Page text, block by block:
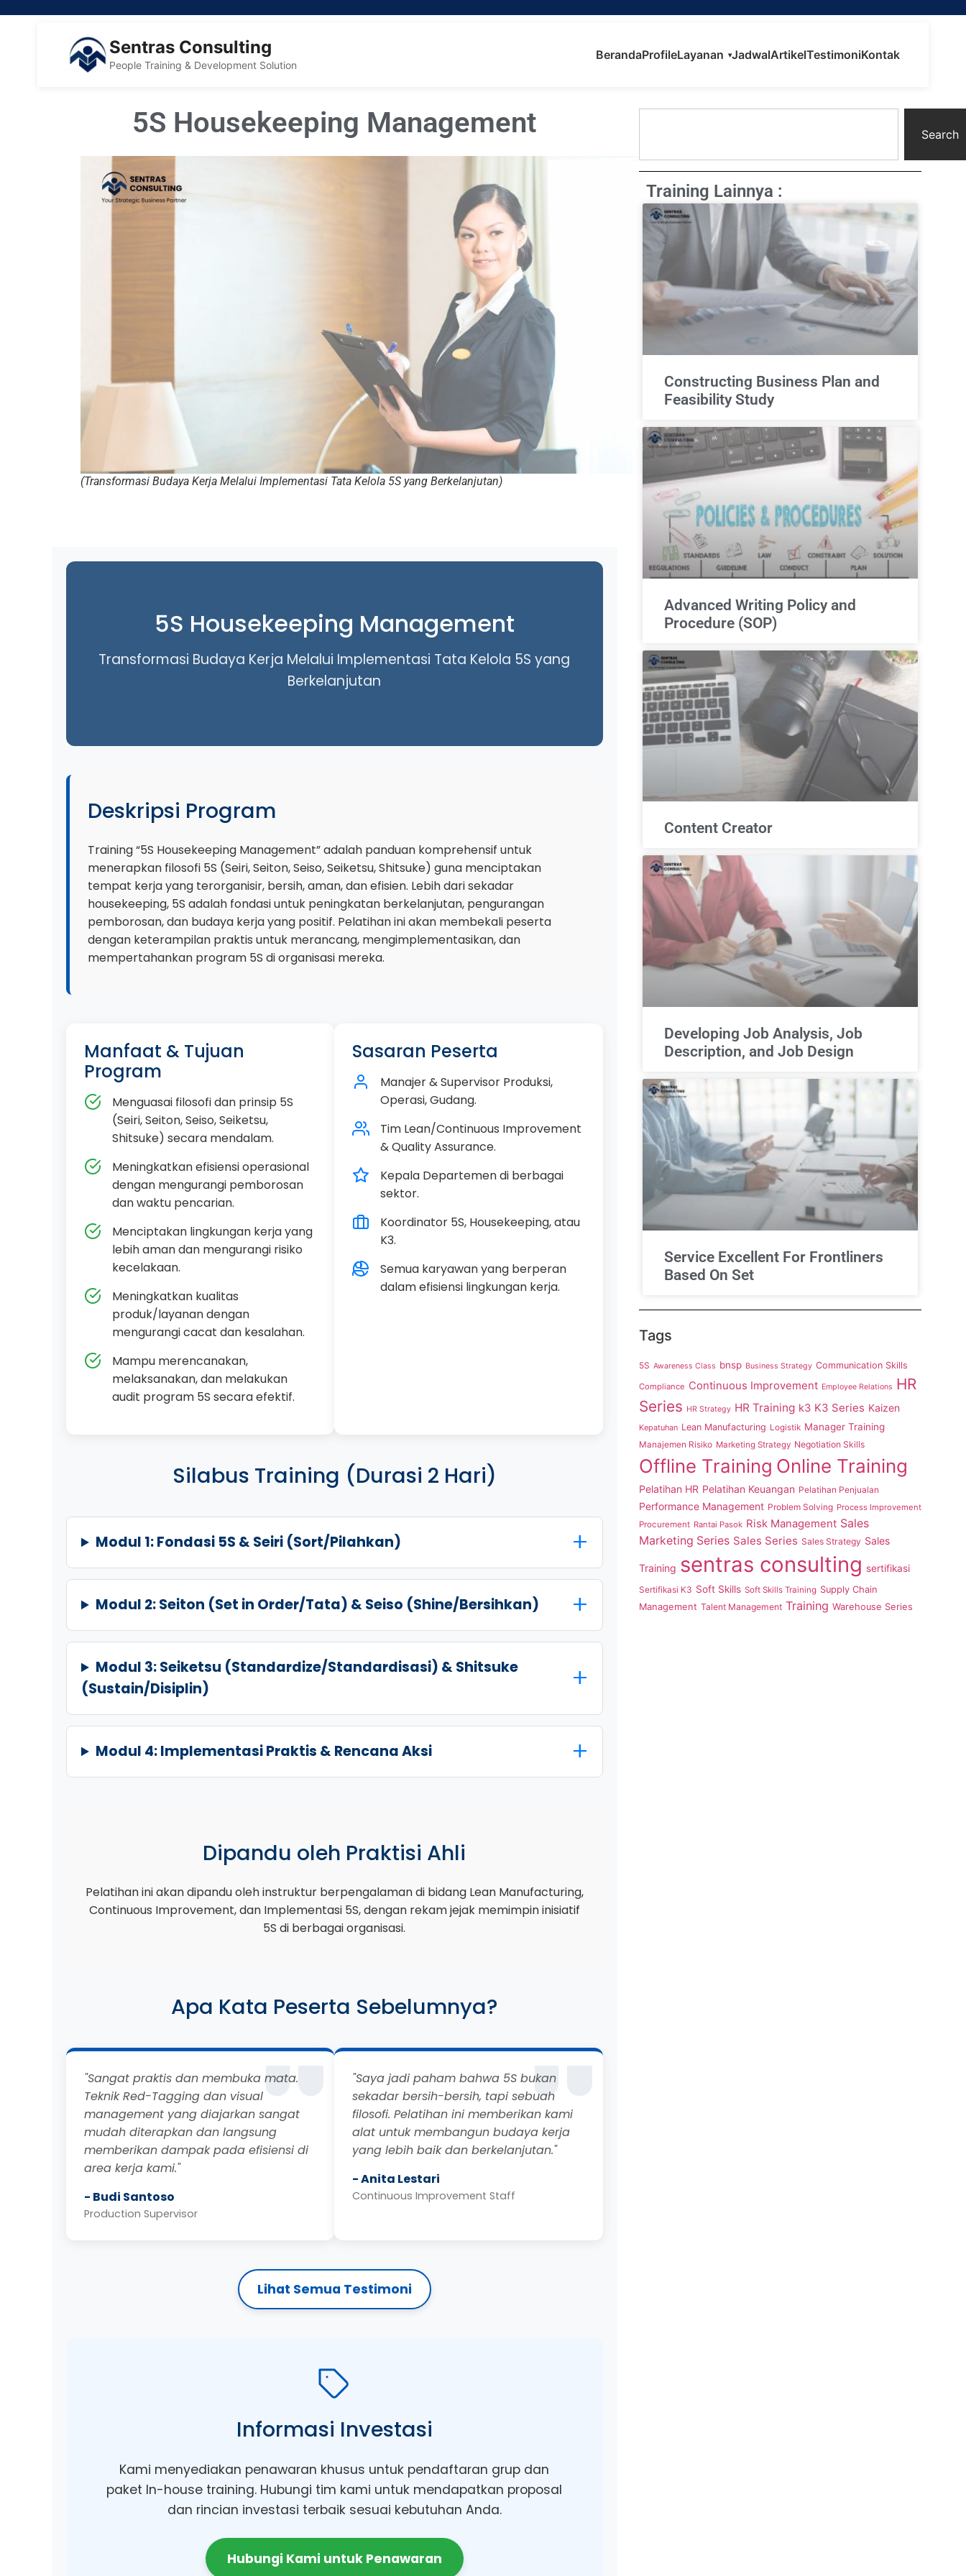
Sentras Consulting
People Training & Development Solution
BerandaProfileLayanan ▾JadwalArtikelTestimoniKontak
5S Housekeeping Management
(Transformasi Budaya Kerja Melalui Implementasi Tata Kelola 5S yang Berkelanjutan)
5S Housekeeping Management
Transformasi Budaya Kerja Melalui Implementasi Tata Kelola 5S yang
Berkelanjutan
Deskripsi Program
Training “5S Housekeeping Management” adalah panduan komprehensif untuk
menerapkan filosofi 5S (Seiri, Seiton, Seiso, Seiketsu, Shitsuke) guna menciptakan
tempat kerja yang terorganisir, bersih, aman, dan efisien. Lebih dari sekadar
housekeeping, 5S adalah fondasi untuk peningkatan berkelanjutan, pengurangan
pemborosan, dan budaya kerja yang positif. Pelatihan ini akan membekali peserta
dengan keterampilan praktis untuk merancang, mengimplementasikan, dan
mempertahankan program 5S di organisasi mereka.
Manfaat & Tujuan
Program
Menguasai filosofi dan prinsip 5S
(Seiri, Seiton, Seiso, Seiketsu,
Shitsuke) secara mendalam.
Meningkatkan efisiensi operasional
dengan mengurangi pemborosan
dan waktu pencarian.
Menciptakan lingkungan kerja yang
lebih aman dan mengurangi risiko
kecelakaan.
Meningkatkan kualitas
produk/layanan dengan
mengurangi cacat dan kesalahan.
Mampu merencanakan,
melaksanakan, dan melakukan
audit program 5S secara efektif.
Sasaran Peserta
Manajer & Supervisor Produksi,
Operasi, Gudang.
Tim Lean/Continuous Improvement
& Quality Assurance.
Kepala Departemen di berbagai
sektor.
Koordinator 5S, Housekeeping, atau
K3.
Semua karyawan yang berperan
dalam efisiensi lingkungan kerja.
Silabus Training (Durasi 2 Hari)
Modul 1: Fondasi 5S & Seiri (Sort/Pilahkan)
Modul 2: Seiton (Set in Order/Tata) & Seiso (Shine/Bersihkan)
Modul 3: Seiketsu (Standardize/Standardisasi) & Shitsuke
(Sustain/Disiplin)
Modul 4: Implementasi Praktis & Rencana Aksi
Dipandu oleh Praktisi Ahli
Pelatihan ini akan dipandu oleh instruktur berpengalaman di bidang Lean Manufacturing,
Continuous Improvement, dan Implementasi 5S, dengan rekam jejak memimpin inisiatif
5S di berbagai organisasi.
Apa Kata Peserta Sebelumnya?
"Sangat praktis dan membuka mata.
Teknik Red-Tagging dan visual
management yang diajarkan sangat
mudah diterapkan dan langsung
memberikan dampak pada efisiensi di
area kerja kami."
- Budi Santoso
Production Supervisor
"Saya jadi paham bahwa 5S bukan
sekadar bersih-bersih, tapi sebuah
filosofi. Pelatihan ini memberikan kami
alat untuk membangun budaya kerja
yang lebih baik dan berkelanjutan."
- Anita Lestari
Continuous Improvement Staff
Lihat Semua Testimoni
Informasi Investasi
Kami menyediakan penawaran khusus untuk pendaftaran grup dan
paket In-house training. Hubungi tim kami untuk mendapatkan proposal
dan rincian investasi terbaik sesuai kebutuhan Anda.
Hubungi Kami untuk Penawaran
Search
Training Lainnya :
Constructing Business Plan and
Feasibility Study
Advanced Writing Policy and
Procedure (SOP)
Content Creator
Developing Job Analysis, Job
Description, and Job Design
Service Excellent For Frontliners
Based On Set
Tags
5S Awareness Class bnsp Business Strategy Communication Skills
Compliance Continuous Improvement Employee Relations HR
Series HR Strategy HR Training k3 K3 Series Kaizen
Kepatuhan Lean Manufacturing Logistik Manager Training
Manajemen Risiko Marketing Strategy Negotiation Skills
Offline Training Online Training
Pelatihan HR Pelatihan Keuangan Pelatihan Penjualan
Performance Management Problem Solving Process Improvement
Procurement Rantai Pasok Risk Management Sales
Marketing Series Sales Series Sales Strategy Sales
Training sentras consulting sertifikasi
Sertifikasi K3 Soft Skills Soft Skills Training Supply Chain
Management Talent Management Training Warehouse Series